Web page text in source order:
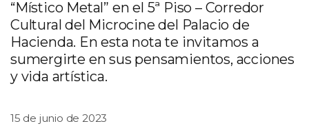
“Místico Metal” en el 5ª Piso – Corredor
Cultural del Microcine del Palacio de
Hacienda. En esta nota te invitamos a
sumergirte en sus pensamientos, acciones
y vida artística.
15 de junio de 2023